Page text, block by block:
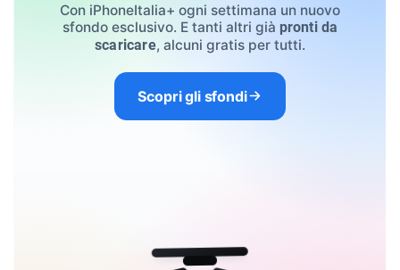
Con iPhoneItalia+ ogni settimana un nuovo
sfondo esclusivo. E tanti altri già pronti da
scaricare, alcuni gratis per tutti.
Scopri gli sfondi